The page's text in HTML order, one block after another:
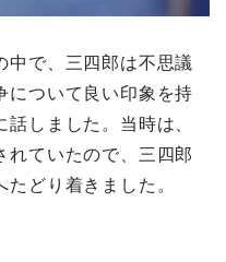
中で、三四郎は不思議
について良い印象を持
しました。当時は、
れていたので、三四郎
どり着きました。